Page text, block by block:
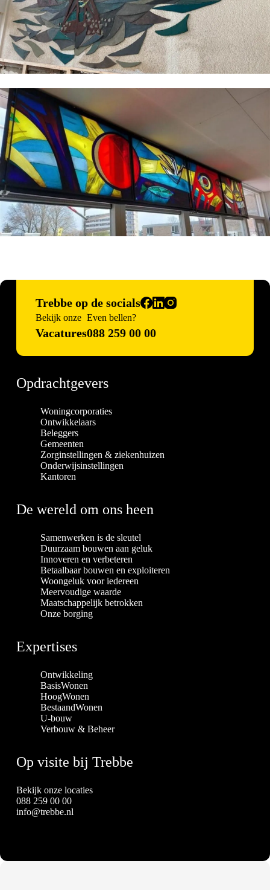
Trebbe op de socials
Bekijk onze
Vacatures
Even bellen?
088 259 00 00
Opdrachtgevers
Woningcorporaties
Ontwikkelaars
Beleggers
Gemeenten
Zorginstellingen & ziekenhuizen
Onderwijsinstellingen
Kantoren
De wereld om ons heen
Samenwerken is de sleutel
Duurzaam bouwen aan geluk
Innoveren en verbeteren
Betaalbaar bouwen en exploiteren
Woongeluk voor iedereen
Meervoudige waarde
Maatschappelijk betrokken
Onze borging
Expertises
Ontwikkeling
BasisWonen
HoogWonen
BestaandWonen
U-bouw
Verbouw & Beheer
Op visite bij Trebbe
Bekijk onze locaties
088 259 00 00
info@trebbe.nl